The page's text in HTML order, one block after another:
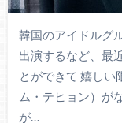
韓国のアイドルグ
出演するなど、最
とができて 嬉しい
ム・テヒョン）が
が…